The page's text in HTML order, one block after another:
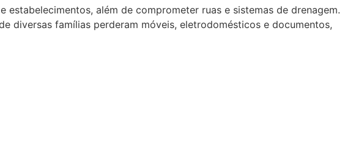
além de comprometer ruas e sistemas de drenagem.
diversas famílias perderam móveis, eletrodomésticos e documentos,